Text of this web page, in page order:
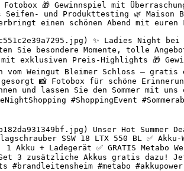
🎁 Gewinnspiel mit
und Produkttesting 🌿 Maison
einen schönen Abend mit
✨ Ladies Night
Sie besondere Momente, tolle
exklusiven Preis-Highlights 🎁
Weingut Bleimer Schloss –
📸 Fotobox für schöne
und lassen Sie den Sommer mit
#ShoppingEvent
Unser Hot Summer
SSW 18 LTX 550 BL ✅ Akku-
Akku + Ladegerät ✅ GRATIS Metabo
3 zusätzliche Akkus gratis dazu!
#metabo #akkupower